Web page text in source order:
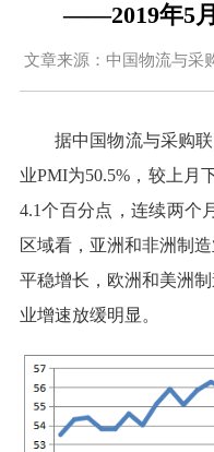
——2019年5
文章来源：中国物流与
据中国物流与采购
业PMI为50.5%，较上月
4.1个百分点，连续两个
区域看，亚洲和非洲制
平稳增长，欧洲和美洲
业增速放缓明显。